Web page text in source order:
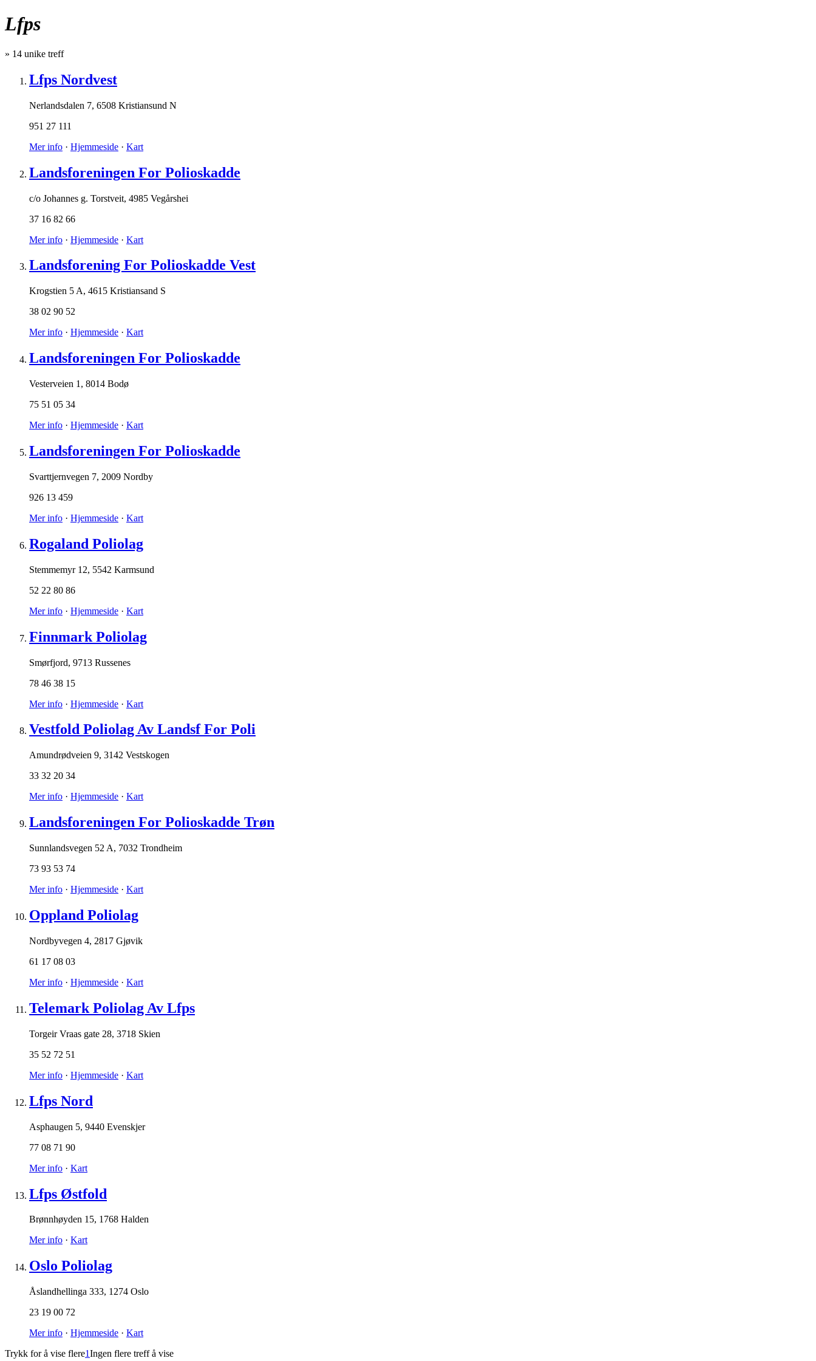
Lfps
» 14 unike treff
Lfps Nordvest
Nerlandsdalen 7, 6508 Kristiansund N
951 27 111
Mer info · Hjemmeside · Kart
Landsforeningen For Polioskadde
c/o Johannes g. Torstveit, 4985 Vegårshei
37 16 82 66
Mer info · Hjemmeside · Kart
Landsforening For Polioskadde Vest
Krogstien 5 A, 4615 Kristiansand S
38 02 90 52
Mer info · Hjemmeside · Kart
Landsforeningen For Polioskadde
Vesterveien 1 , 8014 Bodø
75 51 05 34
Mer info · Hjemmeside · Kart
Landsforeningen For Polioskadde
Svarttjernvegen 7, 2009 Nordby
926 13 459
Mer info · Hjemmeside · Kart
Rogaland Poliolag
Stemmemyr 12, 5542 Karmsund
52 22 80 86
Mer info · Hjemmeside · Kart
Finnmark Poliolag
Smørfjord, 9713 Russenes
78 46 38 15
Mer info · Hjemmeside · Kart
Vestfold Poliolag Av Landsf For Poli
Amundrødveien 9, 3142 Vestskogen
33 32 20 34
Mer info · Hjemmeside · Kart
Landsforeningen For Polioskadde Trøn
Sunnlandsvegen 52 A, 7032 Trondheim
73 93 53 74
Mer info · Hjemmeside · Kart
Oppland Poliolag
Nordbyvegen 4, 2817 Gjøvik
61 17 08 03
Mer info · Hjemmeside · Kart
Telemark Poliolag Av Lfps
Torgeir Vraas gate 28, 3718 Skien
35 52 72 51
Mer info · Hjemmeside · Kart
Lfps Nord
Asphaugen 5, 9440 Evenskjer
77 08 71 90
Mer info · Kart
Lfps Østfold
Brønnhøyden 15, 1768 Halden
Mer info · Kart
Oslo Poliolag
Åslandhellinga 333, 1274 Oslo
23 19 00 72
Mer info · Hjemmeside · Kart
Trykk for å vise flere1Ingen flere treff å vise